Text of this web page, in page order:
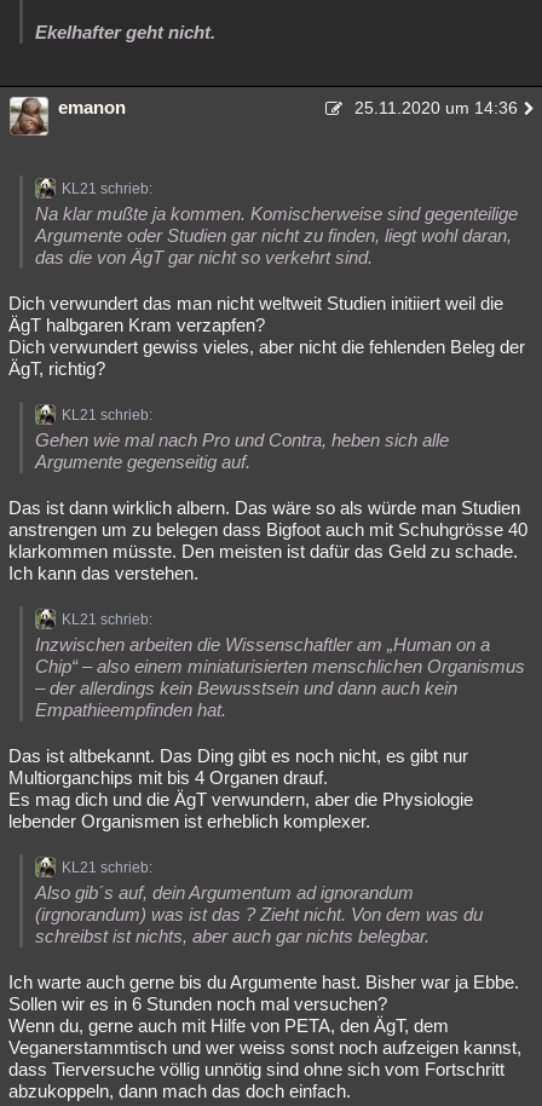
Ekelhafter geht nicht.
emanon 25.11.2020 um 14:36
KL21 schrieb:
Na klar mußte ja kommen. Komischerweise sind gegenteilige
Argumente oder Studien gar nicht zu finden, liegt wohl daran,
das die von ÄgT gar nicht so verkehrt sind.
Dich verwundert das man nicht weltweit Studien initiiert weil die
ÄgT halbgaren Kram verzapfen?
Dich verwundert gewiss vieles, aber nicht die fehlenden Beleg der
ÄgT, richtig?
KL21 schrieb:
Gehen wie mal nach Pro und Contra, heben sich alle
Argumente gegenseitig auf.
Das ist dann wirklich albern. Das wäre so als würde man Studien
anstrengen um zu belegen dass Bigfoot auch mit Schuhgrösse 40
klarkommen müsste. Den meisten ist dafür das Geld zu schade.
Ich kann das verstehen.
KL21 schrieb:
Inzwischen arbeiten die Wissenschaftler am „Human on a
Chip“ – also einem miniaturisierten menschlichen Organismus
– der allerdings kein Bewusstsein und dann auch kein
Empathieempfinden hat.
Das ist altbekannt. Das Ding gibt es noch nicht, es gibt nur
Multiorganchips mit bis 4 Organen drauf.
Es mag dich und die ÄgT verwundern, aber die Physiologie
lebender Organismen ist erheblich komplexer.
KL21 schrieb:
Also gib´s auf, dein Argumentum ad ignorandum
(irgnorandum) was ist das ? Zieht nicht. Von dem was du
schreibst ist nichts, aber auch gar nichts belegbar.
Ich warte auch gerne bis du Argumente hast. Bisher war ja Ebbe.
Sollen wir es in 6 Stunden noch mal versuchen?
Wenn du, gerne auch mit Hilfe von PETA, den ÄgT, dem
Veganerstammtisch und wer weiss sonst noch aufzeigen kannst,
dass Tierversuche völlig unnötig sind ohne sich vom Fortschritt
abzukoppeln, dann mach das doch einfach.